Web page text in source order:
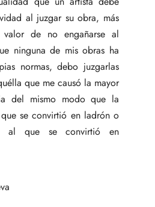
al juzgar su obra, más
de no engañarse al
ninguna de mis obras ha
normas, debo juzgarlas
que me causó la mayor
del mismo modo que la
se convirtió en ladrón o
al que se convirtió en